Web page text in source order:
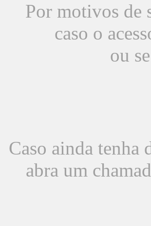
Por motivos de
caso o
ou
Caso ainda tenha
abra um